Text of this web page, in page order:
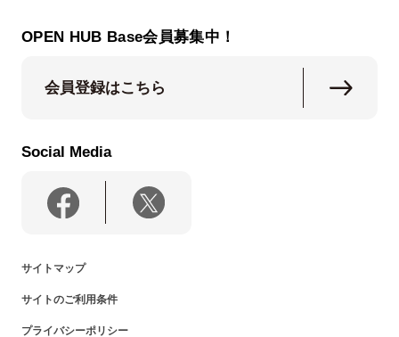
OPEN HUB Base会員募集中！
会員登録はこちら
Social Media
サイトマップ
サイトのご利用条件
プライバシーポリシー